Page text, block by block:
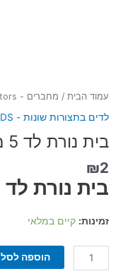
עמוד הבית / מחברים - Connectors
לדים בתצורות שונות - LEDS
בית נורת לד 5 מ"מ
₪2
בית נורת לד 5 מ"מ
זמינות: קיים במלאי
הוספה לסל